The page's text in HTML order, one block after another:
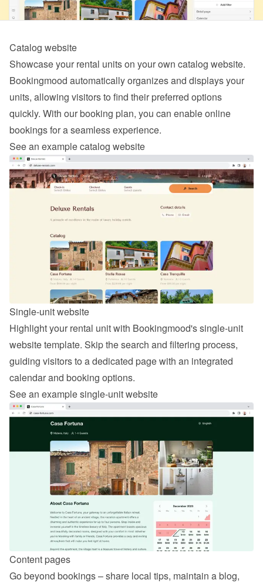
Catalog website
Showcase your rental units on your own catalog website.
Bookingmood automatically organizes and displays your
units, allowing visitors to find their preferred options
quickly. With our booking plan, you can enable online
bookings for a seamless experience.
See an example catalog website
Single-unit website
Highlight your rental unit with Bookingmood's single-unit
website template. Skip the search and filtering process,
guiding visitors to a dedicated page with an integrated
calendar and booking options.
See an example single-unit website
Content pages
Go beyond bookings – share local tips, maintain a blog,